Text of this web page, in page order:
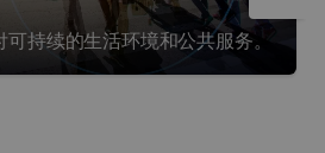
持续的生活环境和公共服务。